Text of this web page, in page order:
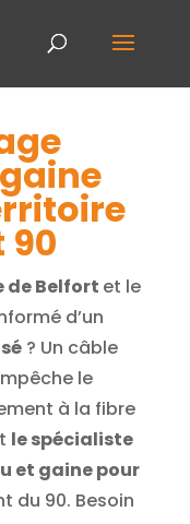
90
de Belfort et le
d’un
? Un câble
le
à la fibre
le spécialiste
et gaine pour
du 90. Besoin